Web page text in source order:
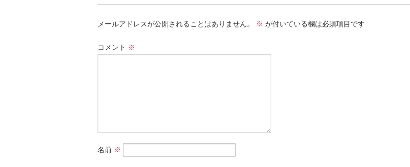
メールアドレスが公開されることはありません。 ※ が付いている欄は必須項目です
コメント ※
名前 ※